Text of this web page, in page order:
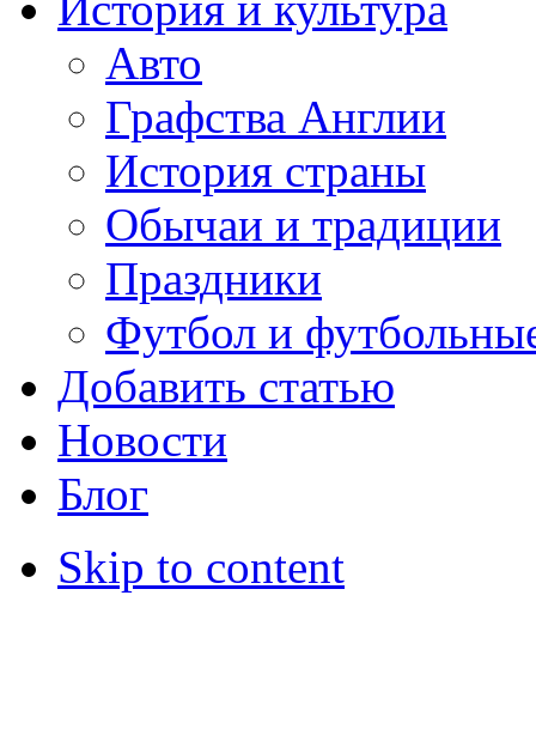
Авто
Графства Англии
История страны
Обычаи и традиции
Праздники
Футбол и
Добавить статью
Новости
Блог
Skip to content